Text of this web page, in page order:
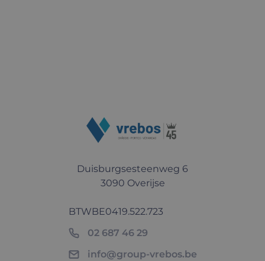
Duisburgsesteenweg 6
3090 Overijse
BTWBE0419.522.723
02 687 46 29
info@group-vrebos.be